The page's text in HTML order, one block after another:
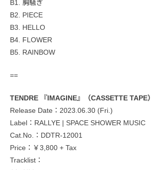
B1. 胸騒ぎ
B2. PIECE
B3. HELLO
B4. FLOWER
B5. RAINBOW
==
TENDRE 『IMAGINE』（CASSETTE TAPE）
Release Date：2023.06.30 (Fri.)
Label：RALLYE | SPACE SHOWER MUSIC
Cat.No.：DDTR-12001
Price：￥3,800 + Tax
Tracklist：